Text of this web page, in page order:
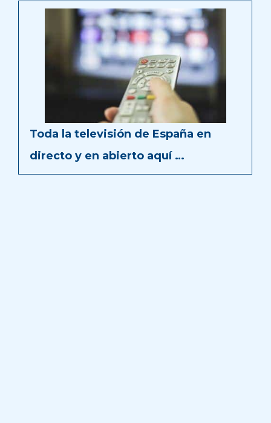
Toda la televisión de España en
directo y en abierto aquí …